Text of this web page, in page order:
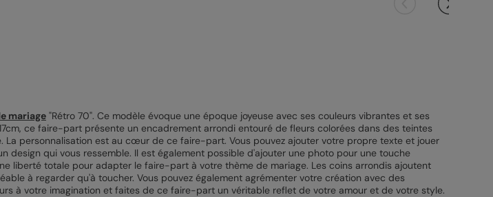
mariage"Rétro 70". Ce modèle évoque une époque joyeuse avec ses couleurs vibrantes et ses
ce faire-part présente un encadrement arrondi entouré de fleurs colorées dans des teintes
personnalisation est au cœur de ce faire-part. Vous pouvez ajouter votre propre texte et jouer
design qui vous ressemble. Il est également possible d'ajouter une photo pour une touche
liberté totale pour adapter le faire-part à votre thème de mariage. Les coins arrondis ajoutent
à regarder qu'à toucher. Vous pouvez également agrémenter votre création avec des
à votre imagination et faites de ce faire-part un véritable reflet de votre amour et de votre style.